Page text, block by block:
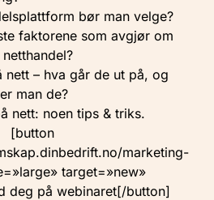
bør man velge?
faktorene som avgjør om
nett – hva går de ut på, og
man de?
nett: noen tips & triks.
[button
marketing-
target=»new»
deg på webinaret[/button]